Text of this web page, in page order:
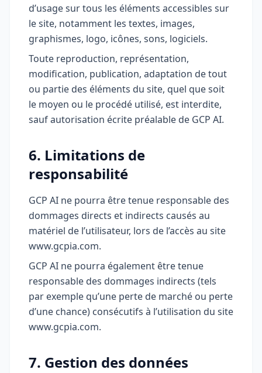
d’usage sur tous les éléments accessibles sur
le site, notamment les textes, images,
graphismes, logo, icônes, sons, logiciels.
Toute reproduction, représentation,
modification, publication, adaptation de tout
ou partie des éléments du site, quel que soit
le moyen ou le procédé utilisé, est interdite,
sauf autorisation écrite préalable de GCP AI.
6. Limitations de
responsabilité
GCP AI ne pourra être tenue responsable des
dommages directs et indirects causés au
matériel de l’utilisateur, lors de l’accès au site
www.gcpia.com.
GCP AI ne pourra également être tenue
responsable des dommages indirects (tels
par exemple qu’une perte de marché ou perte
d’une chance) consécutifs à l’utilisation du site
www.gcpia.com.
7. Gestion des données